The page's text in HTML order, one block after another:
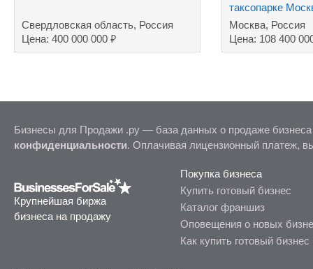
Свердловская область, Россия
Цена: 400 000 000 ₽
таксопарке
Москва, Россия
Цена: 108 400
Бизнесы для Продажи .ру — база данных о продаже
конфиденциальности. Оплачивая лицензионный платеж,
Крупнейшая биржа
бизнеса на продажу
Покупка бизнеса
Купить готовый бизнес
Каталог франшиз
Оповещения о новых
Как купить готовый бизнес